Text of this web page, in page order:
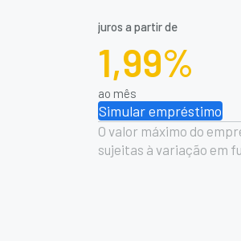
juros a partir de
1,99%
ao mês
Simular empréstimo
O valor máximo do
sujeitas à variação em